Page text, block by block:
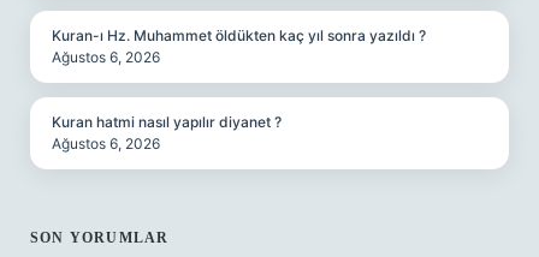
Kuran-ı Hz. Muhammet öldükten kaç yıl sonra yazıldı ?
Ağustos 6, 2026
Kuran hatmi nasıl yapılır diyanet ?
Ağustos 6, 2026
SON YORUMLAR